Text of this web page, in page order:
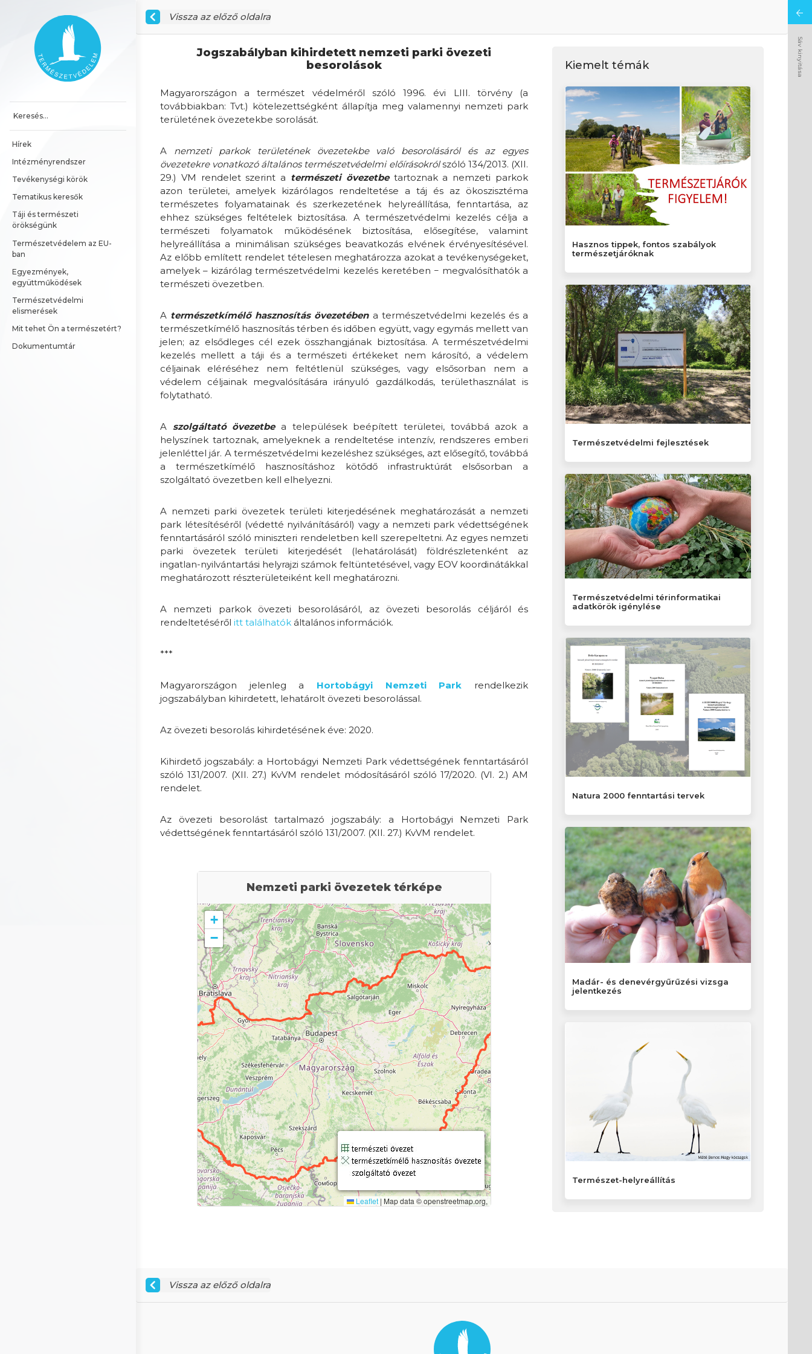
Főoldal
Hírek
Intézményrendszer
Tevékenységi körök
Tematikus keresők
Táji és természeti
örökségünk
Természetvédelem az EU-
ban
Egyezmények,
együttműködések
Természetvédelmi
elismerések
Mit tehet Ön a természetért?
Dokumentumtár
Vissza az előző oldalra
Jogszabályban kihirdetett nemzeti parki övezeti
besorolások
Magyarországon a természet védelméről szóló 1996. évi LIII. törvény (a
továbbiakban: Tvt.) kötelezettségként állapítja meg valamennyi nemzeti park
területének övezetekbe sorolását.
A nemzeti parkok területének övezetekbe való besorolásáról és az egyes
övezetekre vonatkozó általános természetvédelmi előírásokrólszóló 134/2013. (XII.
29.) VM rendelet szerint a természeti övezetbetartoznak a nemzeti parkok
azon területei, amelyek kizárólagos rendeltetése a táj és az ökoszisztéma
természetes folyamatainak és szerkezetének helyreállítása, fenntartása, az
ehhez szükséges feltételek biztosítása. A természetvédelmi kezelés célja a
természeti folyamatok működésének biztosítása, elősegítése, valamint
helyreállítása a minimálisan szükséges beavatkozás elvének érvényesítésével.
Az előbb említett rendelet tételesen meghatározza azokat a tevékenységeket,
amelyek – kizárólag természetvédelmi kezelés keretében − megvalósíthatók a
természeti övezetben.
A természetkímélő hasznosítás övezetébena természetvédelmi kezelés és a
természetkímélő hasznosítás térben és időben együtt, vagy egymás mellett van
jelen; az elsődleges cél ezek összhangjának biztosítása. A természetvédelmi
kezelés mellett a táji és a természeti értékeket nem károsító, a védelem
céljainak eléréséhez nem feltétlenül szükséges, vagy elsősorban nem a
védelem céljainak megvalósítására irányuló gazdálkodás, területhasználat is
folytatható.
A szolgáltató övezetbea települések beépített területei, továbbá azok a
helyszínek tartoznak, amelyeknek a rendeltetése intenzív, rendszeres emberi
jelenléttel jár. A természetvédelmi kezeléshez szükséges, azt elősegítő, továbbá
a természetkímélő hasznosításhoz kötődő infrastruktúrát elsősorban a
szolgáltató övezetben kell elhelyezni.
A nemzeti parki övezetek területi kiterjedésének meghatározását a nemzeti
park létesítéséről (védetté nyilvánításáról) vagy a nemzeti park védettségének
fenntartásáról szóló miniszteri rendeletben kell szerepeltetni. Az egyes nemzeti
parki övezetek területi kiterjedését (lehatárolását) földrészletenként az
ingatlan-nyilvántartási helyrajzi számok feltüntetésével, vagy EOV koordinátákkal
meghatározott részterületeiként kell meghatározni.
A nemzeti parkok övezeti besorolásáról, az övezeti besorolás céljáról és
rendeltetéséről itt találhatók általános információk.
***
Magyarországon jelenleg a Hortobágyi Nemzeti Park rendelkezik
jogszabályban kihirdetett, lehatárolt övezeti besorolással.
Az övezeti besorolás kihirdetésének éve: 2020.
Kihirdető jogszabály: a Hortobágyi Nemzeti Park védettségének fenntartásáról
szóló 131/2007. (XII. 27.) KvVM rendelet módosításáról szóló 17/2020. (VI. 2.) AM
rendelet.
Az övezeti besorolást tartalmazó jogszabály: a Hortobágyi Nemzeti Park
védettségének fenntartásáról szóló 131/2007. (XII. 27.) KvVM rendelet.
Nemzeti parki övezetek térképe
+
−
Leaflet | Map data © openstreetmap.org,
Kiemelt témák
Hasznos tippek, fontos szabályok
természetjáróknak
Természetvédelmi fejlesztések
Természetvédelmi térinformatikai
adatkörök igénylése
Natura 2000 fenntartási tervek
Madár- és denevérgyűrűzési vizsga
jelentkezés
Természet-helyreállítás
Vissza az előző oldalra
Sáv kinyitása